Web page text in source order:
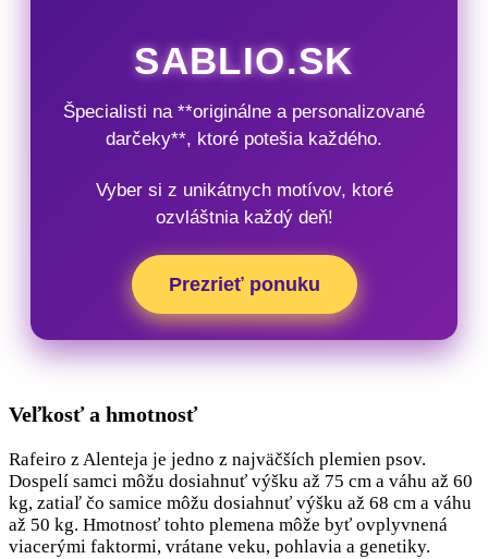
SABLIO.SK
Špecialisti na **originálne a personalizované
darčeky**, ktoré potešia každého.
Vyber si z unikátnych motívov, ktoré
ozvláštnia každý deň!
Prezrieť ponuku
Veľkosť a hmotnosť
Rafeiro z Alenteja je jedno z najväčších plemien psov.
Dospelí samci môžu dosiahnuť výšku až 75 cm a váhu až 60
kg, zatiaľ čo samice môžu dosiahnuť výšku až 68 cm a váhu
až 50 kg. Hmotnosť tohto plemena môže byť ovplyvnená
viacerými faktormi, vrátane veku, pohlavia a genetiky.